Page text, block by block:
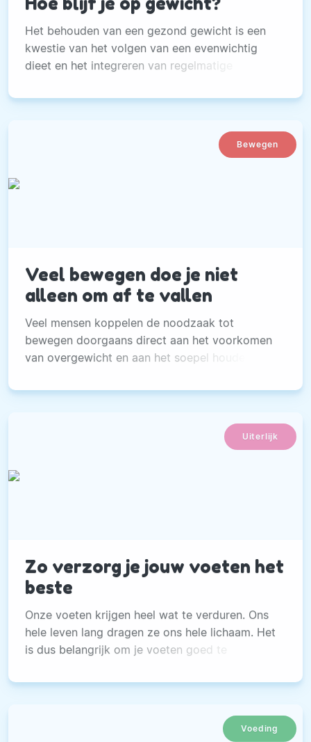
Het behouden van een gezond gewicht is een
kwestie van het volgen van een evenwichtig
dieet en het integreren van regelmatige
Bewegen
Veel bewegen doe je niet
alleen om af te vallen
Veel mensen koppelen de noodzaak tot
bewegen doorgaans direct aan het voorkomen
van overgewicht en aan het soepel houden van
Uiterlijk
Zo verzorg je jouw voeten het
beste
Onze voeten krijgen heel wat te verduren. Ons
hele leven lang dragen ze ons hele lichaam. Het
is dus belangrijk om je voeten goed te
Voeding